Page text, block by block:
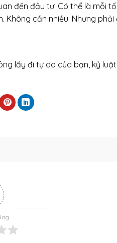
đến đầu tư. Có thể là mỗi
Không cần nhiều. Nhưng phải
lấy đi tự do của bạn, kỷ